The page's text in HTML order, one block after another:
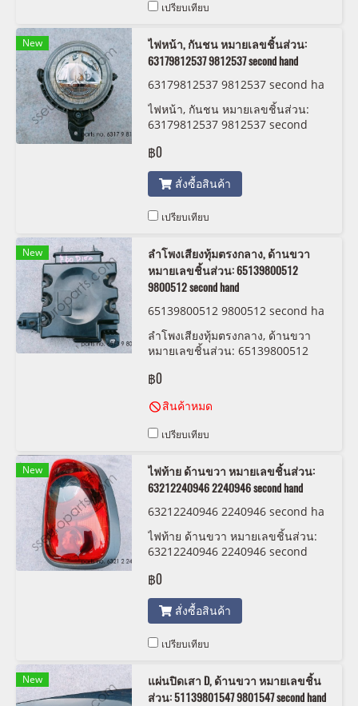
เปรียบเทียบ
New
ไฟหน้า, กันชน หมายเลขชิ้นส่วน:
63179812537 9812537 second hand
63179812537 9812537 second ha
ไฟหน้า, กันชน หมายเลขชิ้นส่วน:
63179812537 9812537 second
฿0
สั่งซื้อสินค้า
เปรียบเทียบ
New
ลำโพงเสียงทุ้มตรงกลาง, ด้านขวา
หมายเลขชิ้นส่วน: 65139800512
9800512 second hand
65139800512 9800512 second ha
ลำโพงเสียงทุ้มตรงกลาง, ด้านขวา
หมายเลขชิ้นส่วน: 65139800512
฿0
สินค้าหมด
เปรียบเทียบ
New
ไฟท้าย ด้านขวา หมายเลขชิ้นส่วน:
63212240946 2240946 second hand
63212240946 2240946 second ha
ไฟท้าย ด้านขวา หมายเลขชิ้นส่วน:
63212240946 2240946 second
฿0
สั่งซื้อสินค้า
เปรียบเทียบ
New
แผ่นปิดเสา D, ด้านขวา หมายเลขชิ้น
ส่วน: 51139801547 9801547 second hand